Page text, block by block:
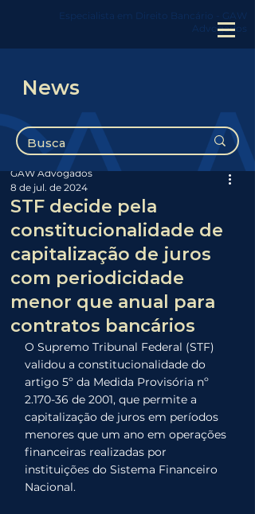
Especialista em Direito Bancário - GAW
Advogados
Post
STF decide pela
constitucionalidade de
capitalização de juros
com periodicidade
menor que anual para
contratos bancários
GAW Advogados
8 de jul. de 2024
O Supremo Tribunal Federal (STF)
validou a constitucionalidade do
artigo 5º da Medida Provisória nº
2.170-36 de 2001, que permite a
capitalização de juros em períodos
menores que um ano em operações
financeiras realizadas por
instituições do Sistema Financeiro
Nacional.
News